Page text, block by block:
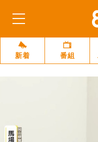
新着 番組